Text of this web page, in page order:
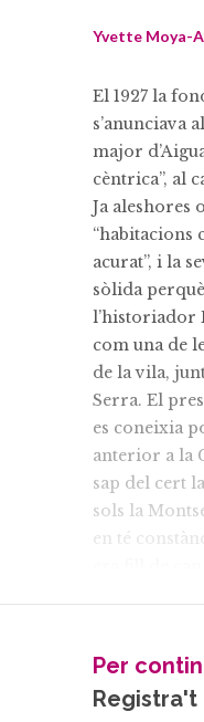
Yvette Moya-
El 1927 la
s’anunciava
major
cèntrica”, al
Ja aleshores
“habitacions
acurat”, i la
sòlida
l’historiador
com una de
de la vila,
Serra. El
es coneixia
anterior a la
sap del cert
sols la
en té
molt
el seu únic
Per
Registra't